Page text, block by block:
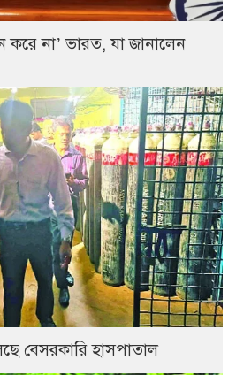
করে না’ ভারত, যা জানালেন
বেসরকারি হাসপাতাল